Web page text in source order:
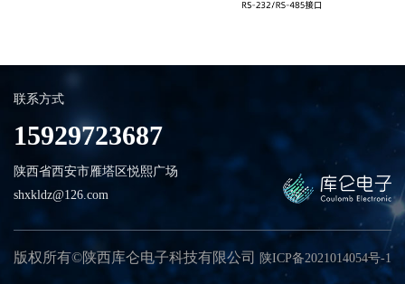
联系方式
15929723687
陕西省西安市雁塔区悦熙广场
shxkldz@126.com
版权所有©陕西库仑电子科技有限公司 陕ICP备2021014054号-1